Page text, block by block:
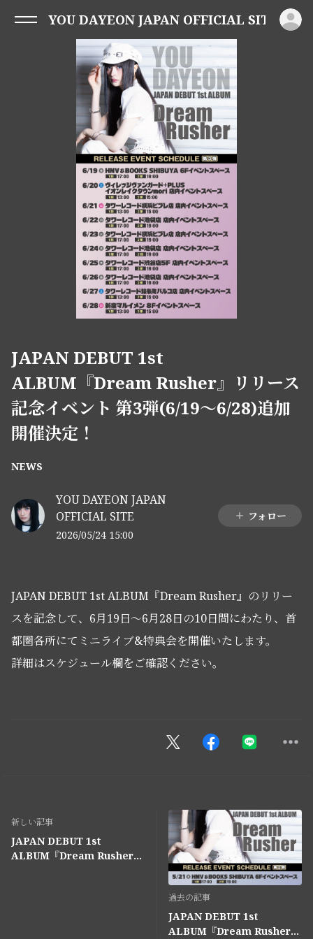
YOU DAYEON JAPAN OFFICIAL SITE
JAPAN DEBUT 1st
ALBUM『Dream Rusher』リリース
記念イベント 第3弾(6/19〜6/28)追加
開催決定！
NEWS
YOU DAYEON JAPAN
OFFICIAL SITE
2026/05/24 15:00
フォロー
JAPAN DEBUT 1st ALBUM『Dream Rusher』のリリー
スを記念して、6月19日～6月28日の10日間にわたり、首
都圏各所にてミニライブ&特典会を開催いたします。
詳細はスケジュール欄をご確認ください。
新しい記事
JAPAN DEBUT 1st
ALBUM『Dream Rusher』
過去の記事
JAPAN DEBUT 1st
ALBUM『Dream Rusher』